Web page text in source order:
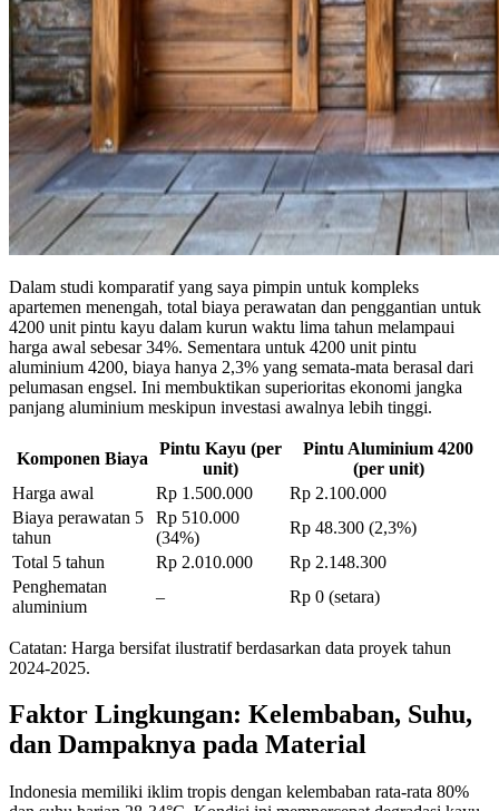
Dalam studi komparatif yang saya pimpin untuk kompleks
apartemen menengah, total biaya perawatan dan penggantian untuk
4200 unit pintu kayu dalam kurun waktu lima tahun melampaui
harga awal sebesar 34%. Sementara untuk 4200 unit pintu
aluminium 4200, biaya hanya 2,3% yang semata-mata berasal dari
pelumasan engsel. Ini membuktikan superioritas ekonomi jangka
panjang aluminium meskipun investasi awalnya lebih tinggi.
Komponen Biaya
Pintu Kayu (per
unit)
Pintu Aluminium 4200
(per unit)
Harga awal
Rp 1.500.000
Rp 2.100.000
Biaya perawatan 5
tahun
Rp 510.000
(34%)
Rp 48.300 (2,3%)
Total 5 tahun
Rp 2.010.000
Rp 2.148.300
Penghematan
aluminium
– Rp 0 (setara)
Catatan: Harga bersifat ilustratif berdasarkan data proyek tahun
2024-2025.
Faktor Lingkungan: Kelembaban, Suhu,
dan Dampaknya pada Material
Indonesia memiliki iklim tropis dengan kelembaban rata-rata 80%